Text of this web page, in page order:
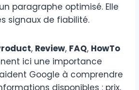
paragraphe optimisé. Elle
signaux de fiabilité.
, Review, FAQ, HowTo
ici une importance
Google à comprendre
disponibles : prix,